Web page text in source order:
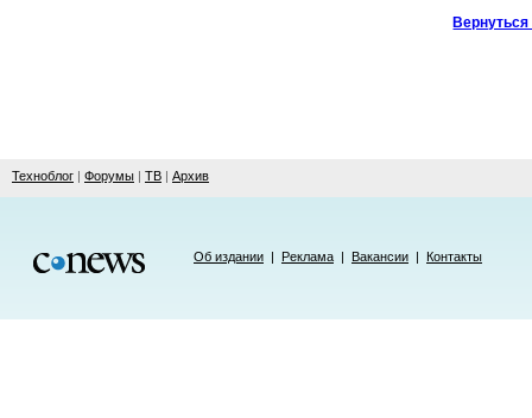
Техноблог | Форумы | ТВ | Архив
Об издании | Реклама | Вакансии | Контакты